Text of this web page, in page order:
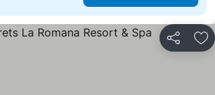
Partager